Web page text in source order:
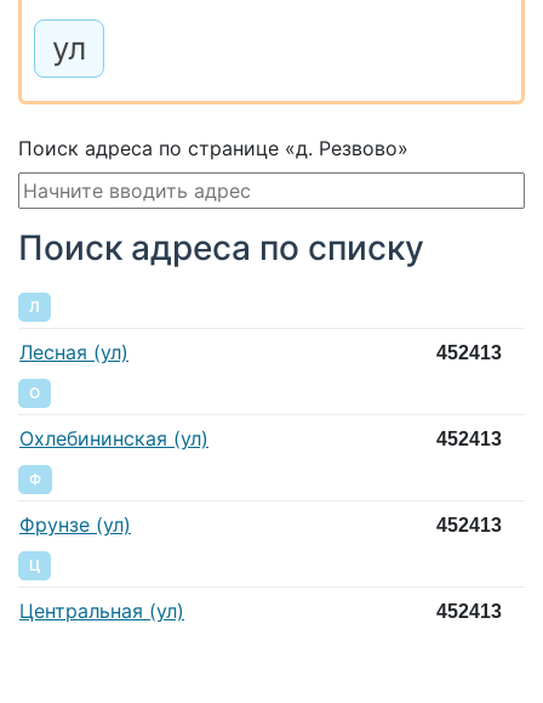
ул
Поиск адреса по странице «д. Резвово»
Поиск адреса по списку
Л
Лесная (ул) 452413
О
Охлебининская (ул) 452413
Ф
Фрунзе (ул) 452413
Ц
Центральная (ул) 452413